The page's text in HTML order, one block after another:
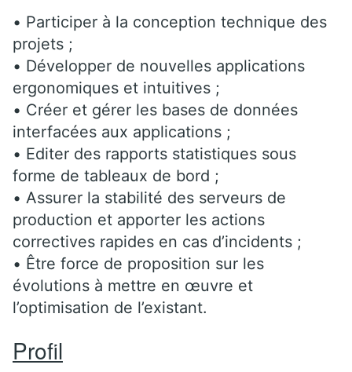
• Participer à la conception technique des
projets ;
• Développer de nouvelles applications
ergonomiques et intuitives ;
• Créer et gérer les bases de données
interfacées aux applications ;
• Editer des rapports statistiques sous
forme de tableaux de bord ;
• Assurer la stabilité des serveurs de
production et apporter les actions
correctives rapides en cas d’incidents ;
• Être force de proposition sur les
évolutions à mettre en œuvre et
l’optimisation de l’existant.
Profil